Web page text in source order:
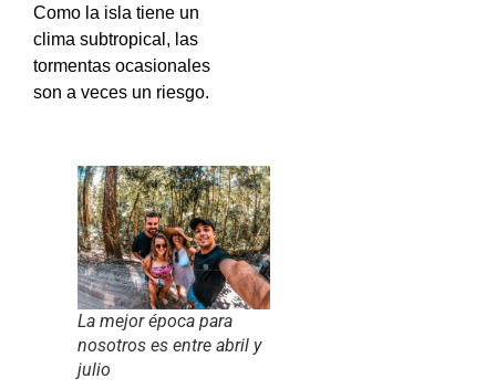
Como la isla tiene un
clima subtropical, las
tormentas ocasionales
son a veces un riesgo.
La mejor época para
nosotros es entre abril y
julio